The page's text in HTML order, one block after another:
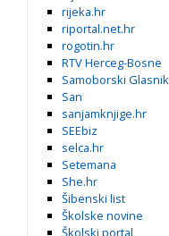
rijeka.hr
riportal.net.hr
rogotin.hr
RTV Herceg-Bosne
Samoborski Glasnik
San
sanjamknjige.hr
SEEbiz
selca.hr
Setemana
She.hr
Šibenski list
Školske novine
Školski portal